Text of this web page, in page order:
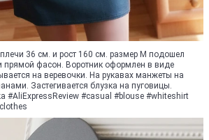
36 см. и рост 160 см. размер М подошел
прямой фасон. Воротник оформлен в виде
на веревочки. На рукавах манжеты на
Застегивается блузка на пуговицы.
#AliExpressReview #casual #blouse #whiteshirt